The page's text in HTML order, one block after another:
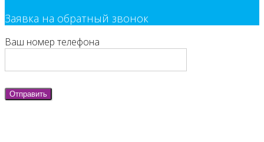
Заявка на обратный звонок
Ваш номер телефона
Отправить